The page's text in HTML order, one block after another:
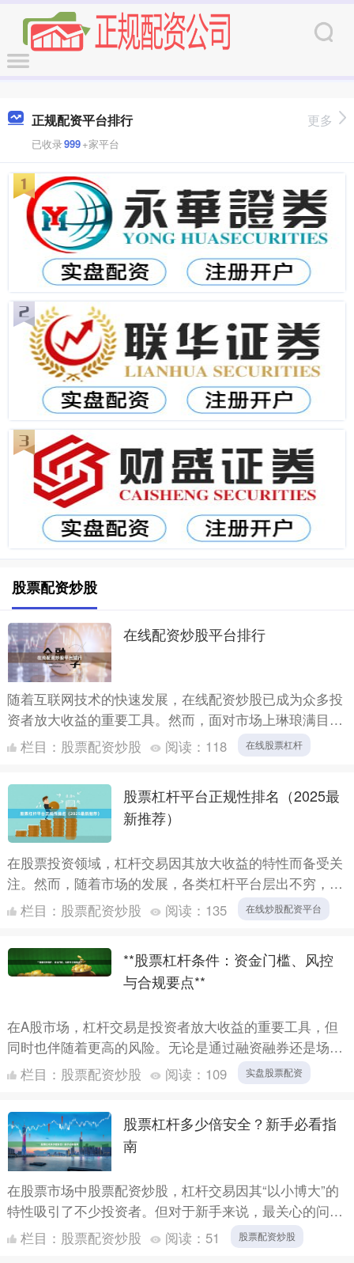
正规配资平台排行
已收录999+家平台
更多
股票配资炒股
在线配资炒股平台排行
随着互联网技术的快速发展，在线配资炒股已成为众多投
资者放大收益的重要工具。然而，面对市场上琳琅满目的
配资平台，如何选择正规、安全、服务优质的平台成为投
资者最关心....
栏目： 股票配资炒股 阅读： 118 在线股票杠杆
股票杠杆平台正规性排名（2025最
新推荐）
在股票投资领域，杠杆交易因其放大收益的特性而备受关
注。然而，随着市场的发展，各类杠杆平台层出不穷，如
何选择正规、安全的平台成为投资者关注的核心问题。本
文基于行业....
栏目： 股票配资炒股 阅读： 135 在线炒股配资平台
**股票杠杆条件：资金门槛、风控
与合规要点**
在A股市场，杠杆交易是投资者放大收益的重要工具，但
同时也伴随着更高的风险。无论是通过融资融券还是场外
配资，投资者都需要清楚了解股票杠杆的条件。本文从资
金门槛、风....
栏目： 股票配资炒股 阅读： 109 实盘股票配资
股票杠杆多少倍安全？新手必看指
南
在股票市场中股票配资炒股，杠杆交易因其“以小博大”的
特性吸引了不少投资者。但对于新手来说，最关心的问题
莫过于：股票杠杆多少倍安全？本文将为你全面解析杠杆
倍数的选....
栏目： 股票配资炒股 阅读： 51 股票配资炒股